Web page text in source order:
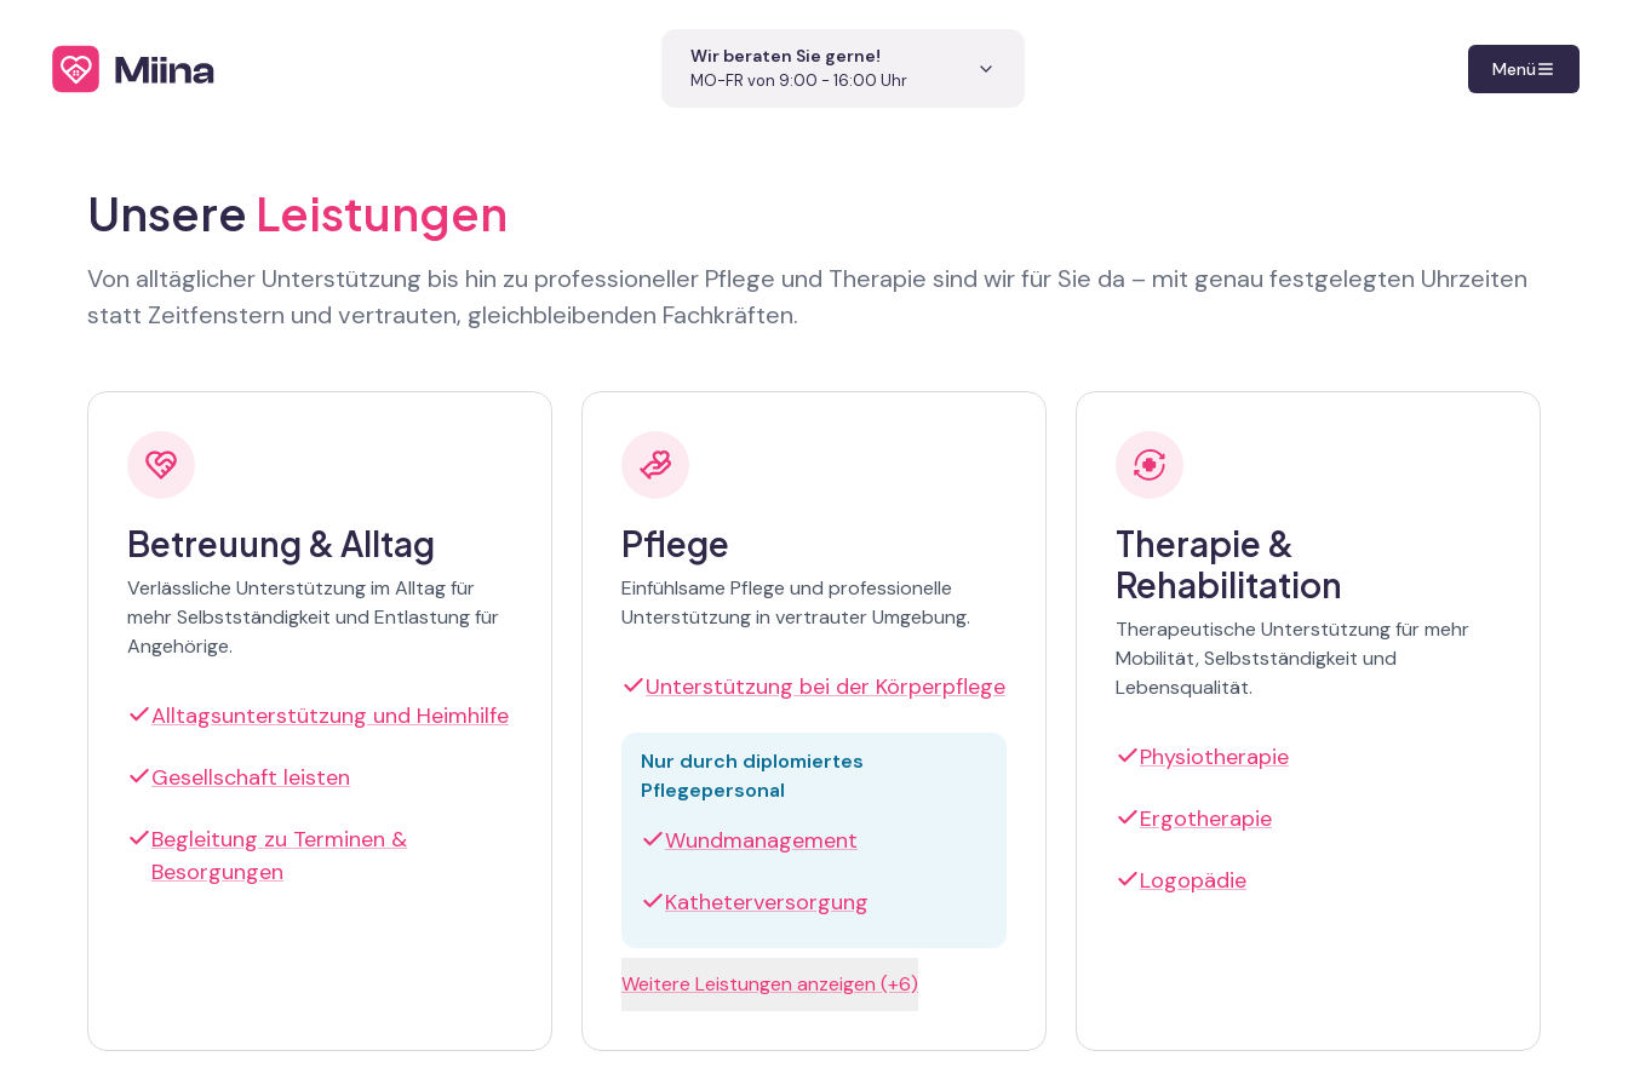
Wir beraten Sie gerne!
MO-FR von 9:00 - 16:00 Uhr
Menü
Unsere Leistungen
Von alltäglicher Unterstützung bis hin zu professioneller Pflege und Therapie sind wir für Sie da – mit genau festgelegten Uhrzeiten
statt Zeitfenstern und vertrauten, gleichbleibenden Fachkräften.
Betreuung & Alltag
Verlässliche Unterstützung im Alltag für
mehr Selbstständigkeit und Entlastung für
Angehörige.
Alltagsunterstützung und Heimhilfe
Gesellschaft leisten
Begleitung zu Terminen &
Besorgungen
Pflege
Einfühlsame Pflege und professionelle
Unterstützung in vertrauter Umgebung.
Unterstützung bei der Körperpflege
Nur durch diplomiertes
Pflegepersonal
Wundmanagement
Katheterversorgung
Weitere Leistungen anzeigen (+6)
Therapie &
Rehabilitation
Therapeutische Unterstützung für mehr
Mobilität, Selbstständigkeit und
Lebensqualität.
Physiotherapie
Ergotherapie
Logopädie